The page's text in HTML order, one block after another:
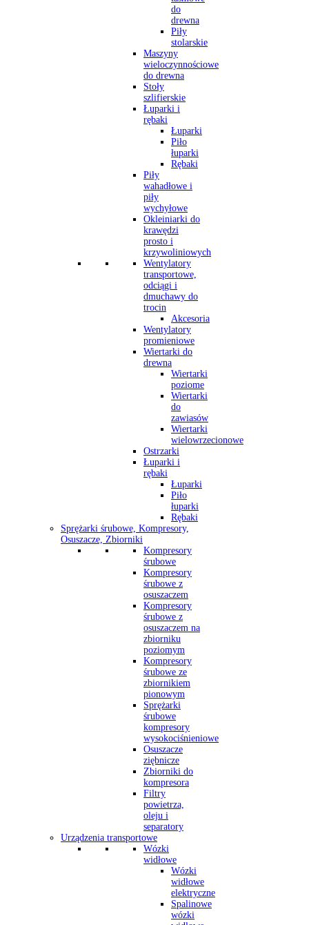
do
drewna
Piły
stolarskie
Maszyny
wieloczynnościowe
do drewna
Stoły
szlifierskie
Łuparki i
rębaki
Łuparki
Piło
łuparki
Rębaki
Piły
wahadłowe i
piły
wychyłowe
Okleiniarki do
krawędzi
prosto i
krzywoliniowych
Wentylatory
transportowe,
odciągi i
dmuchawy do
trocin
Akcesoria
Wentylatory
promieniowe
Wiertarki do
drewna
Wiertarki
poziome
Wiertarki
do
zawiasów
Wiertarki
wielowrzecionowe
Ostrzarki
Łuparki i
rębaki
Łuparki
Piło
łuparki
Rębaki
Sprężarki śrubowe, Kompresory,
Osuszacze, Zbiorniki
Kompresory
śrubowe
Kompresory
śrubowe z
osuszaczem
Kompresory
śrubowe z
osuszaczem na
zbiorniku
poziomym
Kompresory
śrubowe ze
zbiornikiem
pionowym
Sprężarki
śrubowe
kompresory
wysokociśnieniowe
Osuszacze
ziębnicze
Zbiorniki do
kompresora
Filtry
powietrza,
oleju i
separatory
Urządzenia transportowe
Wózki
widłowe
Wózki
widłowe
elektryczne
Spalinowe
wózki